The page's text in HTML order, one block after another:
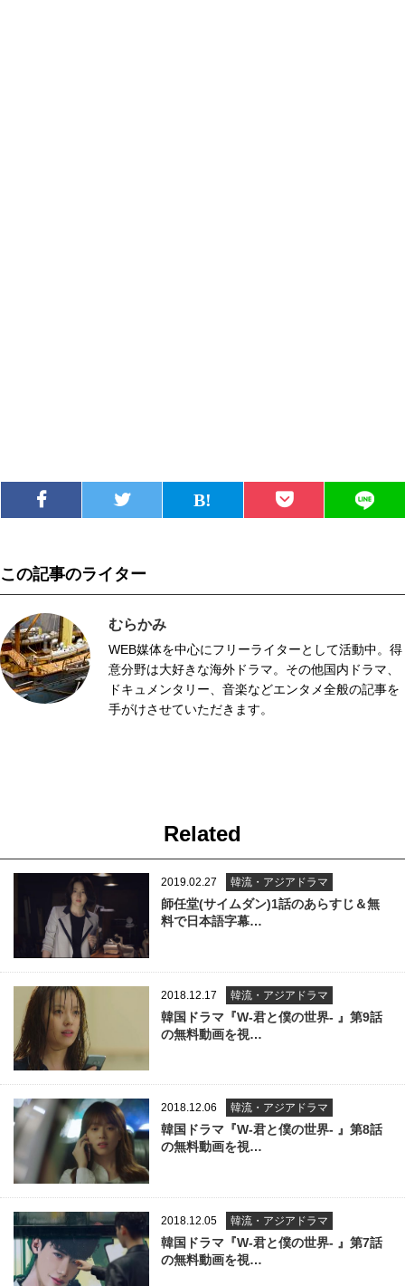
この記事のライター
むらかみ
WEB媒体を中心にフリーライターとして活動中。得
意分野は大好きな海外ドラマ。その他国内ドラマ、
ドキュメンタリー、音楽などエンタメ全般の記事を
手がけさせていただきます。
Related
2019.02.27 韓流・アジアドラマ
師任堂(サイムダン)1話のあらすじ＆無
料で日本語字幕…
2018.12.17 韓流・アジアドラマ
韓国ドラマ『W-君と僕の世界- 』第9話
の無料動画を視…
2018.12.06 韓流・アジアドラマ
韓国ドラマ『W-君と僕の世界- 』第8話
の無料動画を視…
2018.12.05 韓流・アジアドラマ
韓国ドラマ『W-君と僕の世界- 』第7話
の無料動画を視…